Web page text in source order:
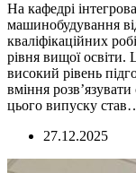
На кафедрі
машинобудування
кваліфікаційних
рівня вищої освіти.
високий рівень
вміння
цього випуску
27.12.2025